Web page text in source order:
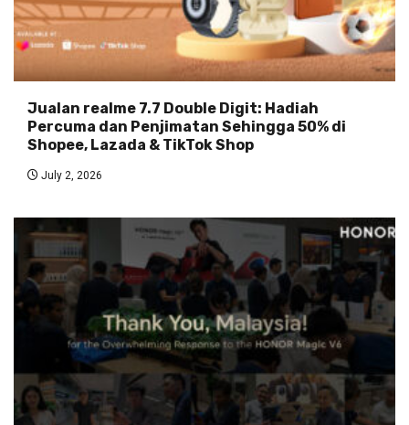
Jualan realme 7.7 Double Digit: Hadiah
Percuma dan Penjimatan Sehingga 50% di
Shopee, Lazada & TikTok Shop
July 2, 2026